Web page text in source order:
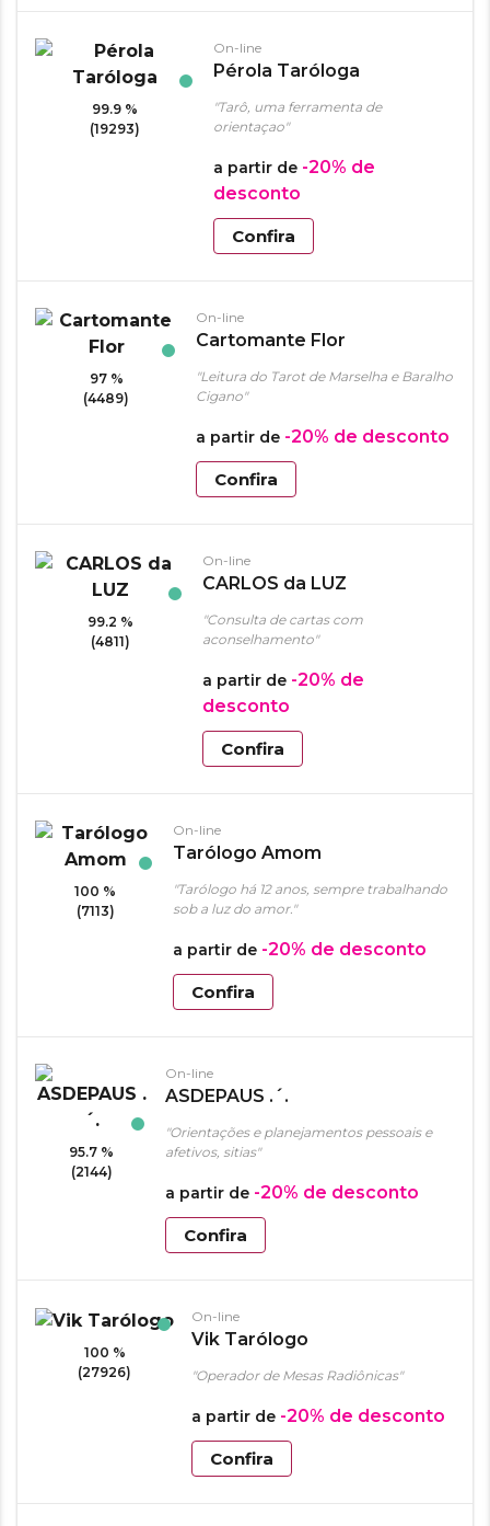
99.9 %
(19293)
On-line
Pérola Taróloga
"Tarô, uma ferramenta de
orientaçao"
a partir de -20% de
desconto
Confira
97 %
(4489)
On-line
Cartomante Flor
"Leitura do Tarot de Marselha e Baralho
Cigano"
a partir de -20% de desconto
Confira
99.2 %
(4811)
On-line
CARLOS da LUZ
"Consulta de cartas com
aconselhamento"
a partir de -20% de
desconto
Confira
100 %
(7113)
On-line
Tarólogo Amom
"Tarólogo há 12 anos, sempre trabalhando
sob a luz do amor."
a partir de -20% de desconto
Confira
95.7 %
(2144)
On-line
ASDEPAUS .´.
"Orientações e planejamentos pessoais e
afetivos, sitias"
a partir de -20% de desconto
Confira
100 %
(27926)
On-line
Vik Tarólogo
"Operador de Mesas Radiônicas"
a partir de -20% de desconto
Confira